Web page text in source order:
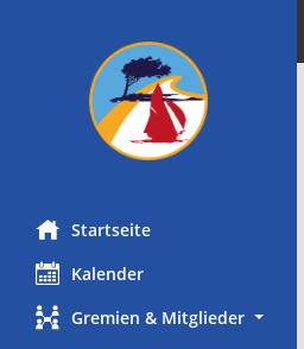
Startseite
Kalender
Gremien & Mitglieder